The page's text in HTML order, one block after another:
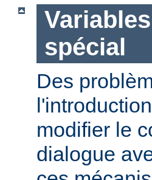
spécial
Des
modifier le
dialogue